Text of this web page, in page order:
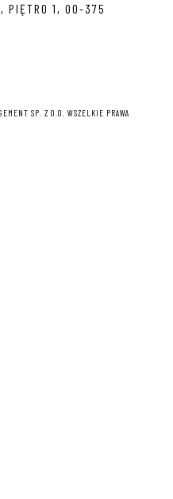
PIĘTRO 1, 00-375
SP. Z O.O. WSZELKIE PRAWA